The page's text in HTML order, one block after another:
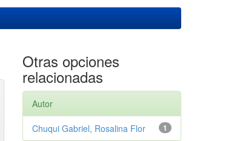
Otras opciones
relacionadas
Autor
1
Chuqui Gabriel, Rosalina Flor